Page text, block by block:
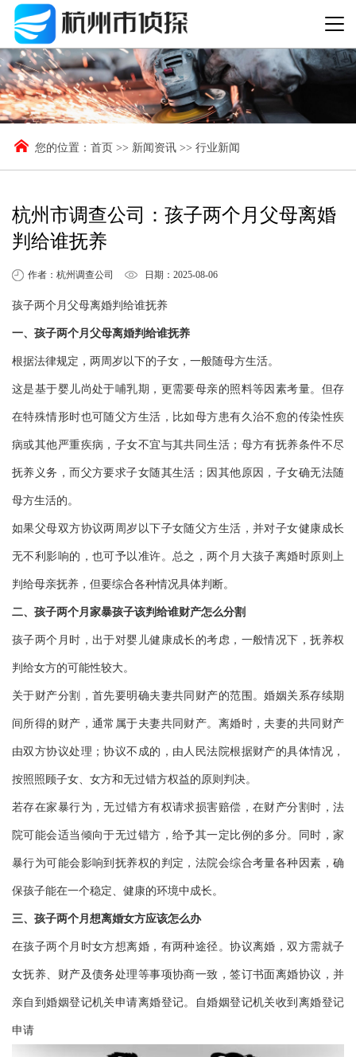
您的位置： 首页 >> 新闻资讯 >> 行业新闻
杭州市调查公司：孩子两个月父母离婚
判给谁抚养
作者：杭州调查公司 日期：2025-08-06
孩子两个月父母离婚判给谁抚养
一、孩子两个月父母离婚判给谁抚养
根据法律规定，两周岁以下的子女，一般随母方生活。
这是基于婴儿尚处于哺乳期，更需要母亲的照料等因素考量。但存
在特殊情形时也可随父方生活，比如母方患有久治不愈的传染性疾
病或其他严重疾病，子女不宜与其共同生活；母方有抚养条件不尽
抚养义务，而父方要求子女随其生活；因其他原因，子女确无法随
母方生活的。
如果父母双方协议两周岁以下子女随父方生活，并对子女健康成长
无不利影响的，也可予以准许。总之，两个月大孩子离婚时原则上
判给母亲抚养，但要综合各种情况具体判断。
二、孩子两个月家暴孩子该判给谁财产怎么分割
孩子两个月时，出于对婴儿健康成长的考虑，一般情况下，抚养权
判给女方的可能性较大。
关于财产分割，首先要明确夫妻共同财产的范围。婚姻关系存续期
间所得的财产，通常属于夫妻共同财产。离婚时，夫妻的共同财产
由双方协议处理；协议不成的，由人民法院根据财产的具体情况，
按照照顾子女、女方和无过错方权益的原则判决。
若存在家暴行为，无过错方有权请求损害赔偿，在财产分割时，法
院可能会适当倾向于无过错方，给予其一定比例的多分。同时，家
暴行为可能会影响到抚养权的判定，法院会综合考量各种因素，确
保孩子能在一个稳定、健康的环境中成长。
三、孩子两个月想离婚女方应该怎么办
在孩子两个月时女方想离婚，有两种途径。协议离婚，双方需就子
女抚养、财产及债务处理等事项协商一致，签订书面离婚协议，并
亲自到婚姻登记机关申请离婚登记。自婚姻登记机关收到离婚登记
申请